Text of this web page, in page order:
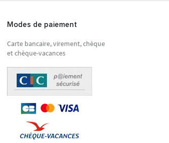
Modes de paiement
Carte bancaire, virement, chèque
et chèque-vacances